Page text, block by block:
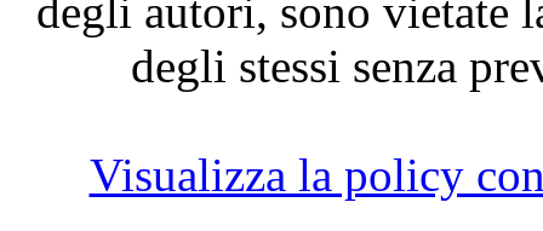
degli autori, sono vietate
degli stessi senza
Visualizza la policy